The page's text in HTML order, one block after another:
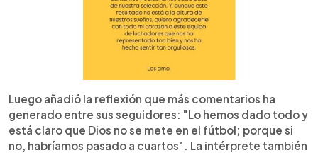
Luego añadió la reflexión que más comentarios ha
generado entre sus seguidores: "Lo hemos dado todo y
está claro que Dios no se mete en el fútbol; porque si
no, habríamos pasado a cuartos". La intérprete también